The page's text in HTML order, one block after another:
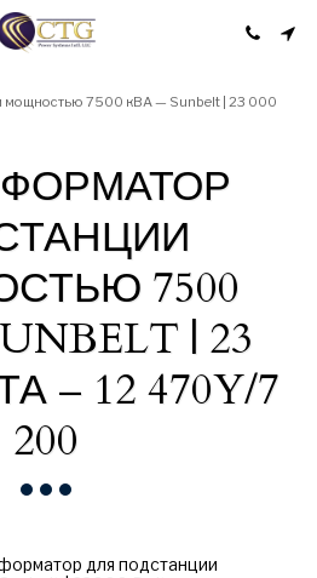
мощностью 7500 кВА — Sunbelt | 23 000
7500
| 23
– 12 470Y/7
200
для подстанции